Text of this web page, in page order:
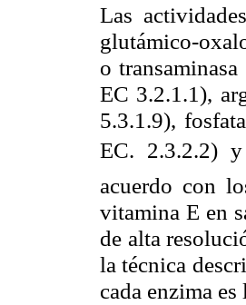
Las
glutámico-
o
EC 3.2.1.1),
5.3.1.9),
EC. 2.3.2.2) y
acuerdo con
vitamina E en
de alta
la técnica
cada enzima